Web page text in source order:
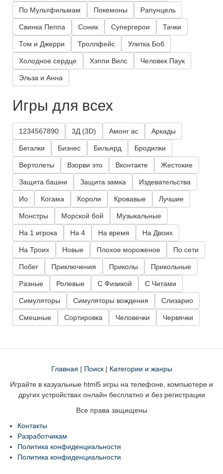
По Мультфильмам Покемоны Рапунцель
Свинка Пеппа Соник Супергерои Тачки
Том и Джерри Троллфейс Улитка Боб
Холодное сердце Хэппи Вилс Человек Паук
Эльза и Анна
Игры для всех
1234567890 3Д (3D) Амонг ас Аркады
Бегалки Бизнес Бильярд Бродилки
Вертолеты Взорви это Вконтакте Жестокие
Защита башни Защита замка Издевательства
Ио Когама Короли Кровавые Лучшие
Монстры Морской бой Музыкальные
На 1 игрока На 4 На время На Двоих
На Троих Новые Плохое мороженое По сети
Побег Приключения Приколы Прикольные
Разные Ролевые С Физикой С Читами
Симуляторы Симуляторы вождения Слизарио
Смешные Сортировка Человечки Червячки
Главная | Поиск| Категории и жанры
Играйте в казуальные html5 игры на телефоне, компьютере и
других устройствах онлайн бесплатно и без регистрации
Все права защищены
Контакты
Разработчикам
Политика конфиденциальности
Политика конфиденциальности